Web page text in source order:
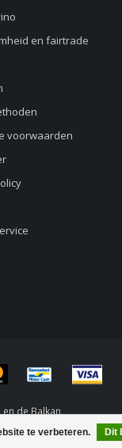
te verbeteren. Dit
en fairtrade
voorwaarden
de Balkan